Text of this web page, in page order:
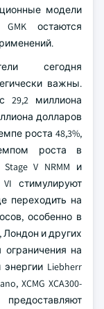
модели
остаются
сегодня
важны.
29,2 миллиона
долларов
роста 48,3%,
роста в
V NRMM и
стимулируют
переходить на
особенно в
и других
на
Liebherr
XCMG XCA300-